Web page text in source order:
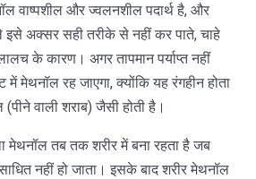
वाष्पशील और ज्वलनशील पदार्थ है, और
इसे अक्सर सही तरीके से नहीं कर पाते, चाहे
लालच के कारण। अगर तापमान पर्याप्त नहीं
में मेथनॉल रह जाएगा, क्योंकि यह रंगहीन होता
वाली शराब) जैसी होती है।
मेथनॉल तब तक शरीर में बना रहता है जब
नहीं हो जाता। इसके बाद शरीर मेथनॉल